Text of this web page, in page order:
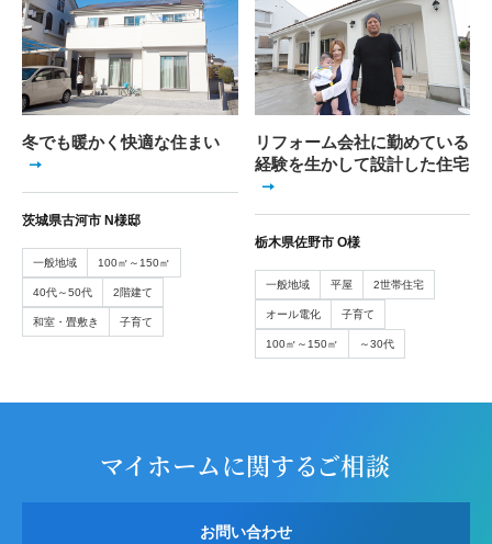
冬でも暖かく快適な住まい
茨城県古河市 N様邸
一般地域 100㎡～150㎡
40代～50代 2階建て
和室・畳敷き 子育て
リフォーム会社に勤めている
経験を生かして設計した住宅
栃木県佐野市 O様
一般地域 平屋 2世帯住宅
オール電化 子育て
100㎡～150㎡ ～30代
マイホームに関するご相談
お問い合わせ